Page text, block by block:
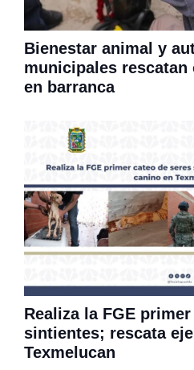
Bienestar animal y
municipales rescatan
en barranca
Realiza la FGE
sintientes; rescata
Texmelucan